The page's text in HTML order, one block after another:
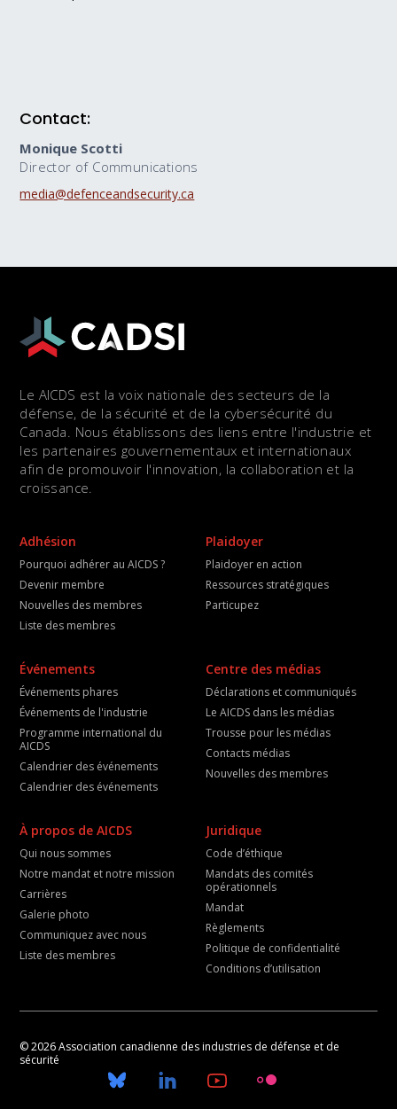
Contact:
Monique Scotti
Director of Communications
media@defenceandsecurity.ca
Le AICDS est la voix nationale des secteurs de la
défense, de la sécurité et de la cybersécurité du
Canada. Nous établissons des liens entre l'industrie et
les partenaires gouvernementaux et internationaux
afin de promouvoir l'innovation, la collaboration et la
croissance.
Adhésion
Pourquoi adhérer au AICDS ?
Devenir membre
Nouvelles des membres
Liste des membres
Plaidoyer
Plaidoyer en action
Ressources stratégiques
Particupez
Événements
Événements phares
Événements de l'industrie
Programme international du
AICDS
Calendrier des événements
Calendrier des événements
Centre des médias
Déclarations et communiqués
Le AICDS dans les médias
Trousse pour les médias
Contacts médias
Nouvelles des membres
À propos de AICDS
Qui nous sommes
Notre mandat et notre mission
Carrières
Galerie photo
Communiquez avec nous
Liste des membres
Juridique
Code d’éthique
Mandats des comités
opérationnels
Mandat
Règlements
Politique de confidentialité
Conditions d’utilisation
© 2026 Association canadienne des industries de défense et de
sécurité